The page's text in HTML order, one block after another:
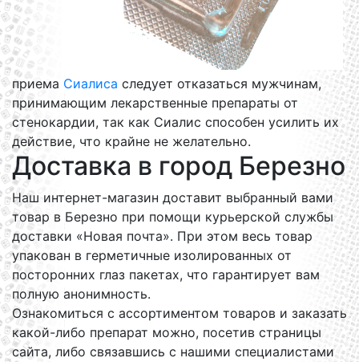
приема Сиалиса следует отказаться мужчинам,
принимающим лекарственные препараты от
стенокардии, так как Сиалис способен усилить их
действие, что крайне не желательно.
Доставка в город Березно
Наш интернет-магазин доставит выбранный вами
товар в Березно при помощи курьерской службы
доставки «Новая почта». При этом весь товар
упакован в герметичные изолированных от
посторонних глаз пакетах, что гарантирует вам
полную анонимность.
Ознакомиться с ассортиментом товаров и заказать
какой-либо препарат можно, посетив страницы
сайта, либо связавшись с нашими специалистами